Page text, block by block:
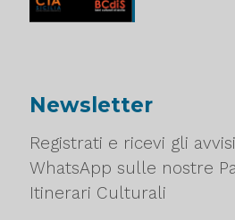
Newsletter
Registrati e ricevi gli
WhatsApp sulle nostre
Itinerari Culturali